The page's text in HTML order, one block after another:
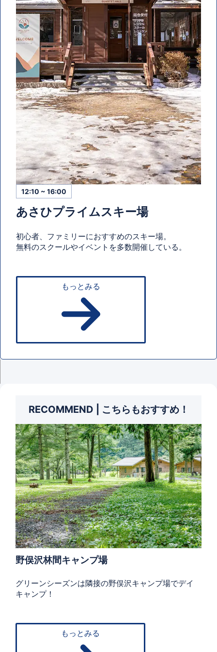
12:10 ~ 16:00
あさひプライムスキー場
初心者、ファミリーにおすすめのスキー場。
無料のスクールやイベントを多数開催している。
もっとみる
RECOMMEND | こちらもおすすめ！
野俣沢林間キャンプ場
グリーンシーズンは隣接の野俣沢キャンプ場でデイ
キャンプ！
もっとみる